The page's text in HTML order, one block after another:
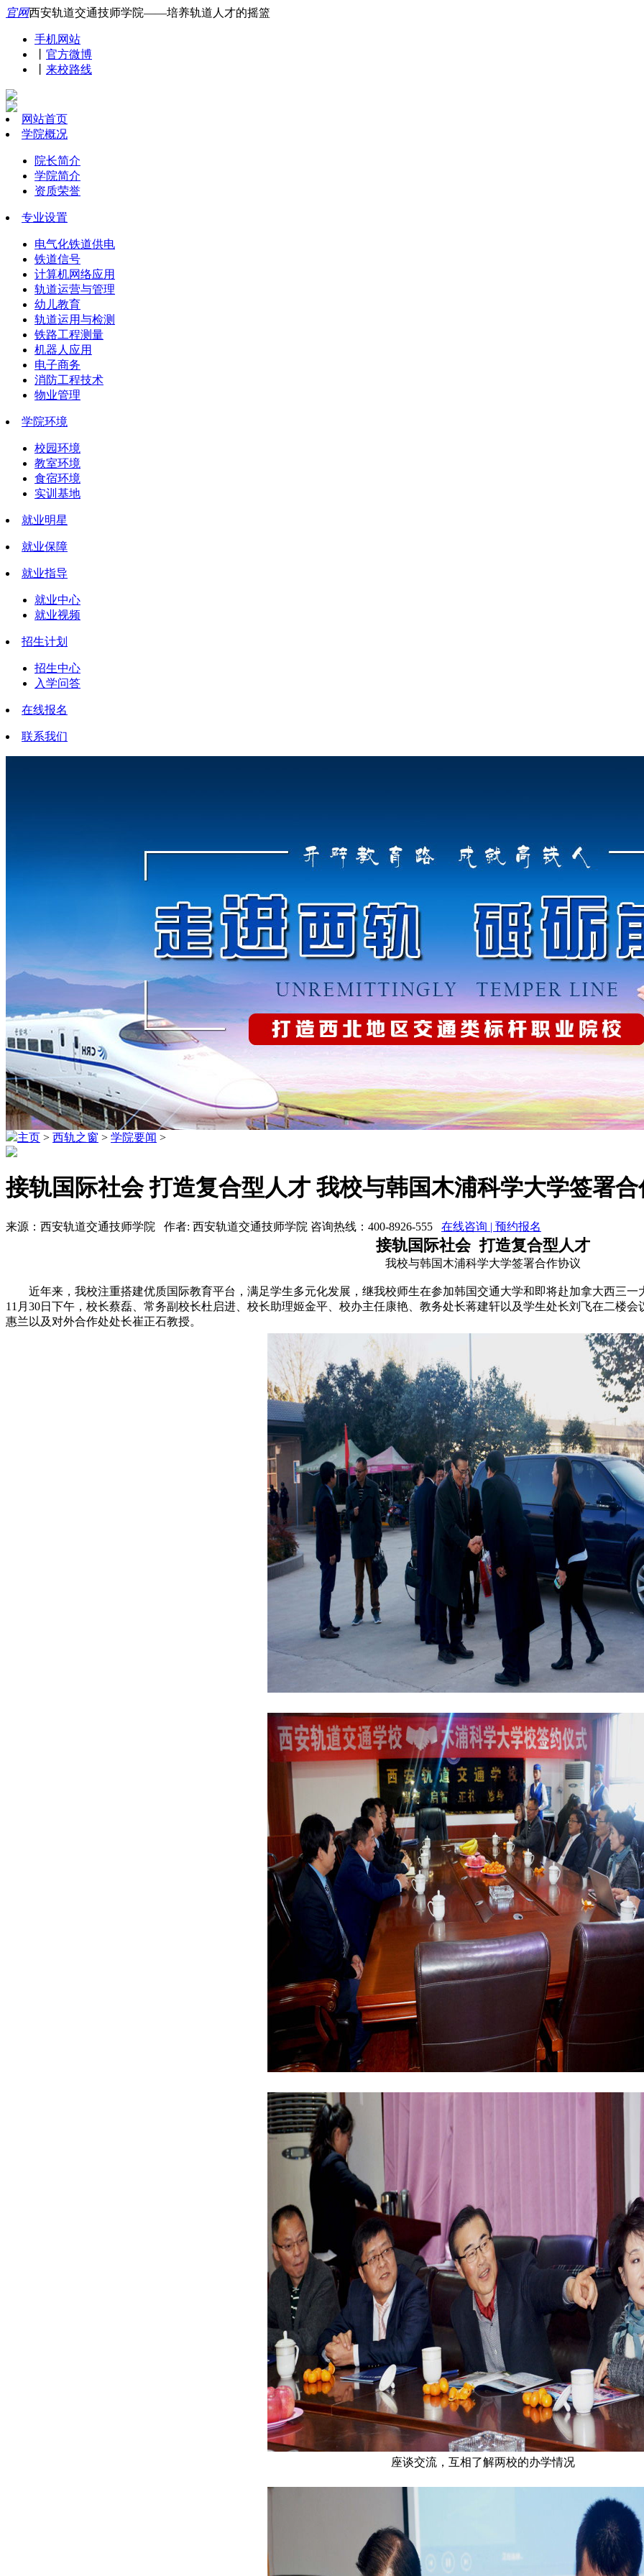
官网西安轨道交通技师学院——培养轨道人才的摇篮
手机网站
官方微博
来校路线
网站首页
学院概况
院长简介
学院简介
资质荣誉
专业设置
电气化铁道供电
铁道信号
计算机网络应用
轨道运营与管理
幼儿教育
轨道运用与检测
铁路工程测量
机器人应用
电子商务
消防工程技术
物业管理
学院环境
校园环境
教室环境
食宿环境
实训基地
就业明星
就业保障
就业指导
就业中心
就业视频
招生计划
招生中心
入学问答
在线报名
联系我们
主页 > 西轨之窗 > 学院要闻 >
接轨国际社会 打造复合型人才 我校与韩国木浦科学大学签署
来源：西安轨道交通技师学院 作者: 西安轨道交通技师学院 咨询热线：400-8926-555 在线咨询 | 预约报名
接轨国际社会 打造复合型人才
我校与韩国木浦科学大学签署合作协议
近年来，我校注重搭建优质国际教育平台，满足学生多元化发展，继我校师生在参加韩国交通大学和即将赴加拿大西三一
11月30日下午，校长蔡磊、常务副校长杜启进、校长助理姬金平、校办主任康艳、教务处长蒋建轩以及学生处长刘飞在二楼
惠兰以及对外合作处处长崔正石教授。
座谈交流，互相了解两校的办学情况